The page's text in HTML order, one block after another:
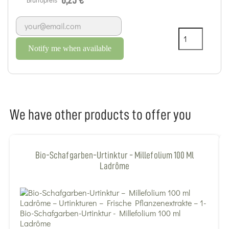
Notify me when available
We have other products to offer you
Bio-Schafgarben-Urtinktur - Millefolium 100 Ml
Ladrôme